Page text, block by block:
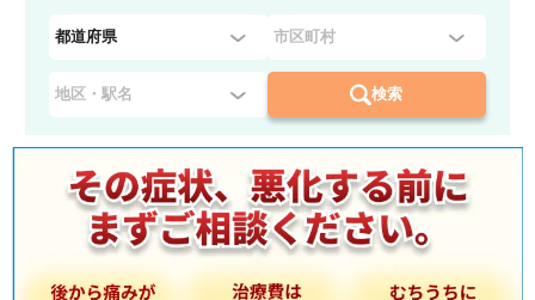
都
県
を
選
択
：
検索